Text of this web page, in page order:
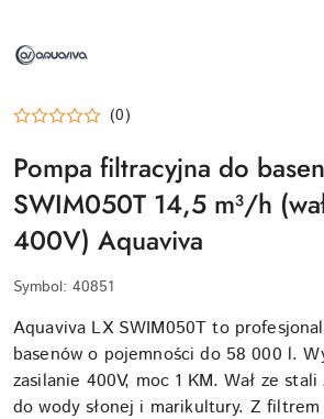
AQUAVIVA
(0)
Pompa filtracyjna do
SWIM050T 14,5 m³/h
400V) Aquaviva
Symbol: 40851
Aquaviva LX SWIM050T to
basenów o pojemności do 58 000 l.
zasilanie 400V, moc 1 KM. Wał ze
do wody słonej i marikultury. Z